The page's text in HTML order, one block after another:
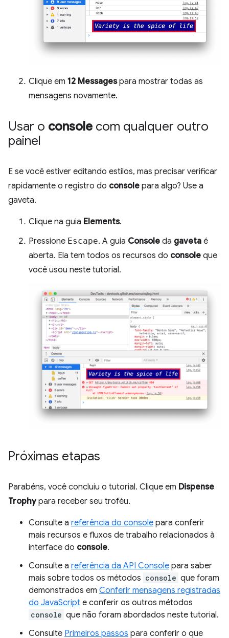
Clique em 12 Messagespara mostrar todas as
mensagens novamente.
Usar o console com qualquer outro
painel
E se você estiver editando estilos, mas precisar verificar
rapidamente o registro do console para algo? Use a
gaveta.
Clique na guia Elements.
Pressione Escape. A guia Console da gaveta é
aberta. Ela tem todos os recursos do console que
você usou neste tutorial.
Próximas etapas
Parabéns, você concluiu o tutorial. Clique em Dispense
Trophypara receber seu troféu.
Consulte a referência do console para conferir
mais recursos e fluxos de trabalho relacionados à
interface do console.
Consulte a referência da API Console para saber
mais sobre todos os métodos console que foram
demonstrados em Conferir mensagens registradas
do JavaScript e conferir os outros métodos
console que não foram abordados neste tutorial.
Consulte Primeiros passos para conferir o que